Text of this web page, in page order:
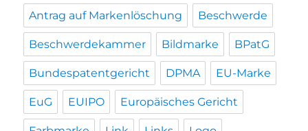
Antrag auf Markenlöschung Beschwerde
Beschwerdekammer Bildmarke BPatG
Bundespatentgericht DPMA EU-Marke
EuG EUIPO Europäisches Gericht